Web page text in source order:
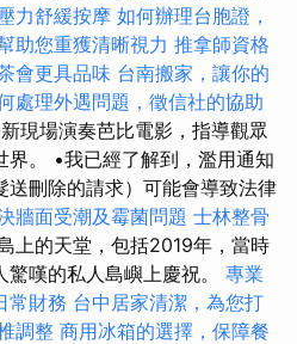
力舒緩按摩 如何辦理台胞證，
助您重獲清晰視力 推拿師資格
會更具品味 台南搬家，讓你的
處理外遇問題，徵信社的協助
現場演奏芭比電影，指導觀眾
界。 •我已經了解到，濫用通知
送刪除的請求）可能會導致法律
牆面受潮及霉菌問題 士林整骨
上的天堂，包括2019年，當時
嘆的私人島嶼上慶祝。 專業
常財務 台中居家清潔，為您打
調整 商用冰箱的選擇，保障餐